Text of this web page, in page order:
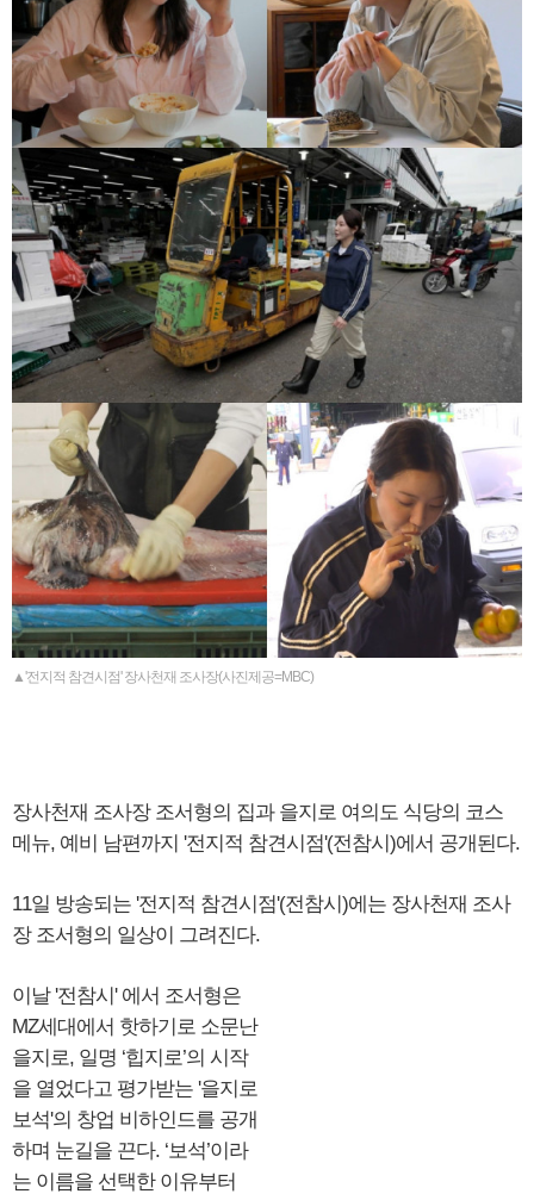
▲'전지적 참견시점' 장사천재 조사장(사진제공=MBC)
장사천재 조사장 조서형의 집과 을지로 여의도 식당의 코스
메뉴, 예비 남편까지 '전지적 참견시점'(전참시)에서 공개된다.
11일 방송되는 '전지적 참견시점'(전참시)에는 장사천재 조사
장 조서형의 일상이 그려진다.
이날 '전참시' 에서 조서형은
MZ세대에서 핫하기로 소문난
을지로, 일명 ‘힙지로’의 시작
을 열었다고 평가받는 '을지로
보석'의 창업 비하인드를 공개
하며 눈길을 끈다. ‘보석’이라
는 이름을 선택한 이유부터